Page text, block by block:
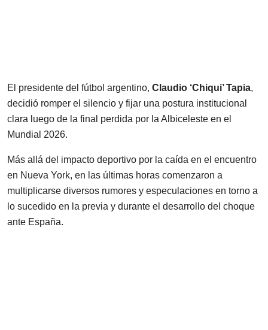
El presidente del fútbol argentino, Claudio ‘Chiqui’ Tapia,
decidió romper el silencio y fijar una postura institucional
clara luego de la final perdida por la Albiceleste en el
Mundial 2026.
Más allá del impacto deportivo por la caída en el encuentro
en Nueva York, en las últimas horas comenzaron a
multiplicarse diversos rumores y especulaciones en torno a
lo sucedido en la previa y durante el desarrollo del choque
ante España.